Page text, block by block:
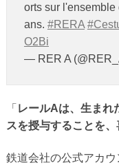
orts sur l'ensemble
ans. #RERA
O2Bi
— RER A
「 レールAは、生まれ
スを授与することを、
鉄道会社の公式アカ